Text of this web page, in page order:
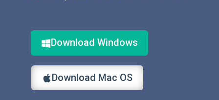
Download Windows
Download Mac OS